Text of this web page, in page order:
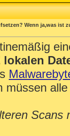
Wenn ja,was ist
lokalen
müssen
Scans